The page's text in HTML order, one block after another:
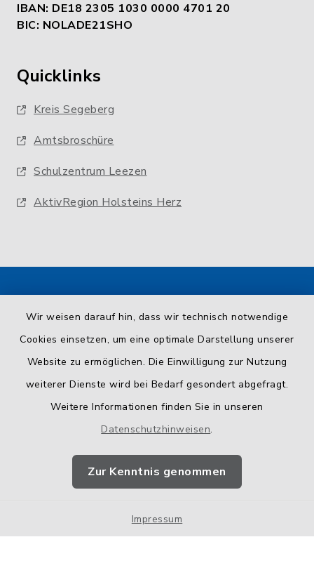
Wir weisen darauf hin, dass wir technisch notwendige
Cookies einsetzen, um eine optimale Darstellung unserer
Website zu ermöglichen. Die Einwilligung zur Nutzung
weiterer Dienste wird bei Bedarf gesondert abgefragt.
Weitere Informationen finden Sie in unseren
Datenschutzhinweisen.
Zur Kenntnis genommen
Impressum
IBAN: DE18 2305 1030 0000 4701 20
BIC: NOLADE21SHO
Quicklinks
Kreis Segeberg
Amtsbroschüre
Schulzentrum Leezen
AktivRegion Holsteins Herz
Barrierefreiheit
Datenschutz
Impressum
Sitemap
Cookie-Einstellungen